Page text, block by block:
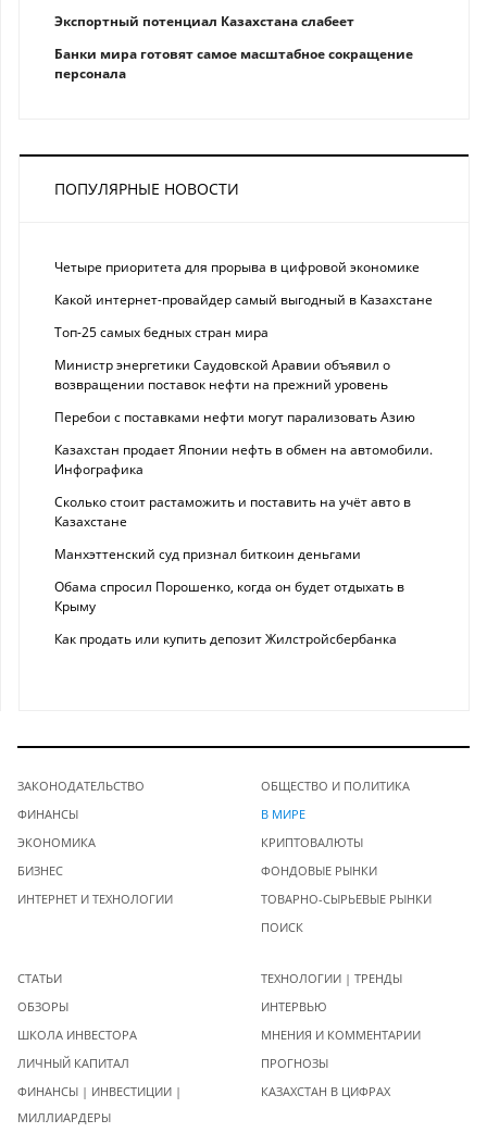
Экспортный потенциал Казахстана слабеет
Банки мира готовят самое масштабное сокращение
персонала
ПОПУЛЯРНЫЕ НОВОСТИ
Четыре приоритета для прорыва в цифровой экономике
Какой интернет-провайдер самый выгодный в Казахстане
Топ-25 самых бедных стран мира
Министр энергетики Саудовской Аравии объявил о
возвращении поставок нефти на прежний уровень
Перебои с поставками нефти могут парализовать Азию
Казахстан продает Японии нефть в обмен на автомобили.
Инфографика
Сколько стоит растаможить и поставить на учёт авто в
Казахстане
Манхэттенский суд признал биткоин деньгами
Обама спросил Порошенко, когда он будет отдыхать в
Крыму
Как продать или купить депозит Жилстройсбербанка
ЗАКОНОДАТЕЛЬСТВО
ФИНАНСЫ
ЭКОНОМИКА
БИЗНЕС
ИНТЕРНЕТ И ТЕХНОЛОГИИ
ОБЩЕСТВО И ПОЛИТИКА
В МИРЕ
КРИПТОВАЛЮТЫ
ФОНДОВЫЕ РЫНКИ
ТОВАРНО-СЫРЬЕВЫЕ РЫНКИ
ПОИСК
СТАТЬИ
ОБЗОРЫ
ШКОЛА ИНВЕСТОРА
ЛИЧНЫЙ КАПИТАЛ
ФИНАНСЫ | ИНВЕСТИЦИИ |
МИЛЛИАРДЕРЫ
ТЕХНОЛОГИИ | ТРЕНДЫ
ИНТЕРВЬЮ
МНЕНИЯ И КОММЕНТАРИИ
ПРОГНОЗЫ
КАЗАХСТАН В ЦИФРАХ